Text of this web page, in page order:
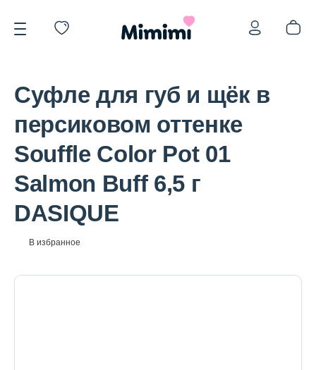
*OVERSTOCK -30%
Уход за лицом
Суфле для губ и щёк в
персиковом оттенке
Souffle Color Pot 01
Salmon Buff 6,5 г
DASIQUE
В избранное